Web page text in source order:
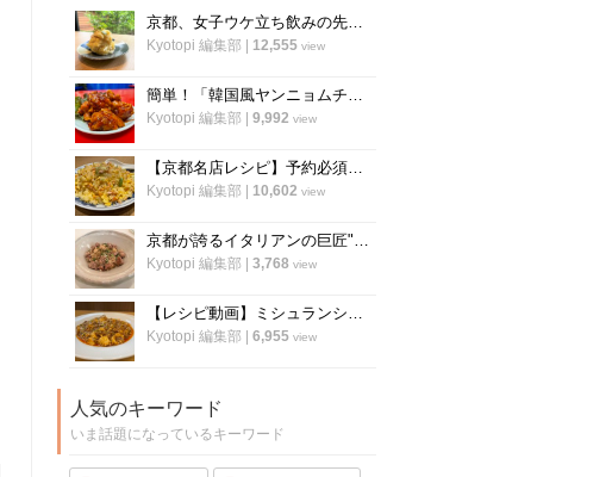
京都、女子ウケ立ち飲みの先駆者「すいば」の人気メニュー『ポテトサラダ』の作り方
Kyotopi 編集部 12,555 view
簡単！「韓国風ヤンニョムチキン」の作り方！京都の人気韓国料理店『ナム』に教わりました！
Kyotopi 編集部 9,992 view
【京都名店レシピ】予約必須店「秋華」直伝 、パラパラ鮭のチャーハン！超簡単！
Kyotopi 編集部 10,602 view
京都が誇るイタリアンの巨匠"笹島シェフ"の料理動画第二弾！今度はリゾット！
Kyotopi 編集部 3,768 view
【レシピ動画】ミシュランシェフ直伝レシピ！絶品、麻婆豆腐の作り方『中国料理 菜格』
Kyotopi 編集部 6,955 view
人気のキーワード
いま話題になっているキーワード